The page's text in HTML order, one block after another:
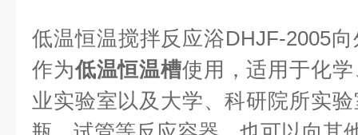
低温恒温搅拌反应浴DHJF-2005
作为低温恒温槽使用，适用于化
业实验室以及大学、科研院所实